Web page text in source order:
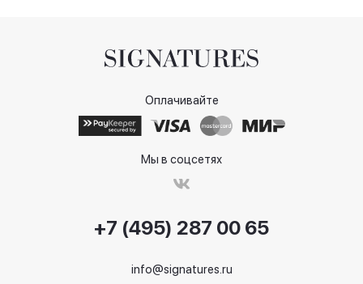
Оплачивайте
Мы в соцсетях
+7 (495) 287 00 65
info@signatures.ru